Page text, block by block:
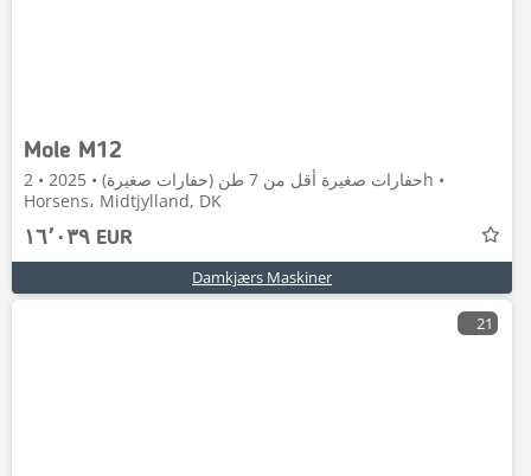
Mole M12
حفارات صغيرة أقل من 7 طن (حفارات صغيرة) • 2025 • 2h •
Horsens، Midtjylland, DK
١٦٬٠٣٩ EUR
Damkjærs Maskiner
21